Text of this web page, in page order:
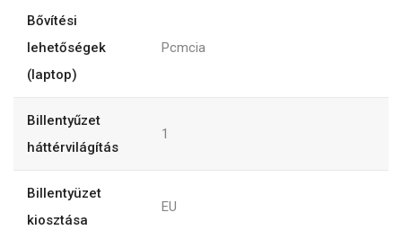
Bővítési
lehetőségek
(laptop)
Pcmcia
Billentyűzet
háttérvilágítás
1
Billentyüzet
kiosztása
EU